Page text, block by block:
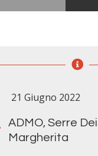
21 Giugno 2022
ADMO, Serre
Margherita